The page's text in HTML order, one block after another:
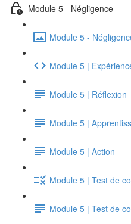
Module 5 - Négligence
Module 5 -
Module 5 |
Module 5 | Réflexion
Module 5 |
Module 5 | Action
Module 5 | Test de
Module 5 | Test de